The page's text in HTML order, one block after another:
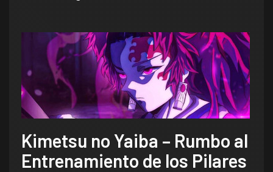
Kimetsu no Yaiba – Rumbo al
Entrenamiento de los Pilares